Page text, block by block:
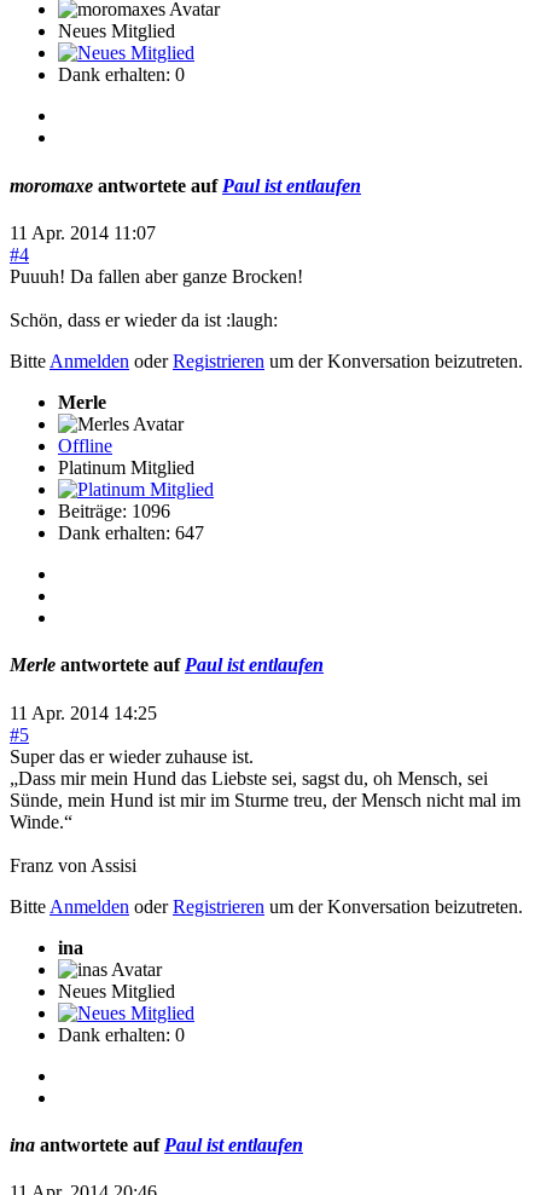
Neues Mitglied
Dank erhalten: 0
moromaxe antwortete auf Paul ist entlaufen
11 Apr. 2014 11:07
#4
Puuuh! Da fallen aber ganze Brocken!
Schön, dass er wieder da ist :laugh:
Bitte Anmelden oderRegistrieren um der Konversation beizutreten.
Merle
Offline
Platinum Mitglied
Beiträge: 1096
Dank erhalten: 647
Merle antwortete auf Paul ist entlaufen
11 Apr. 2014 14:25
#5
Super das er wieder zuhause ist.
„Dass mir mein Hund das Liebste sei, sagst du, oh Mensch, sei
Sünde, mein Hund ist mir im Sturme treu, der Mensch nicht mal im
Winde.“
Franz von Assisi
Bitte Anmelden oderRegistrieren um der Konversation beizutreten.
ina
Neues Mitglied
Dank erhalten: 0
ina antwortete auf Paul ist entlaufen